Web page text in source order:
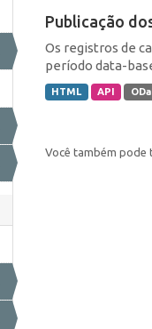
Publicação
Os registros de
período data-
HTML API
Você também pode